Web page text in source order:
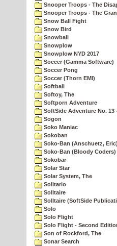
Snooper Troops - The
Snooper Troops - The
Snow Ball Fight
Snow Bird
Snowball
Snowplow
Snowplow NYD 2017
Soccer (Gamma Software)
Soccer Pong
Soccer (Thorn EMI)
Softball
Softoy, The
Softporn Adventure
SoftSide Adventure No. 13
Sogon
Soko Maniac
Sokoban
Soko-Ban (Anschuetz,
Soko-Ban (Bloody Coders)
Sokobar
Solar Star
Solar System, The
Solitario
Solltaire
Solltaire (SoftSide
Solo
Solo Flight
Solo Flight - Second
Son of Rockford, The
Sonar Search